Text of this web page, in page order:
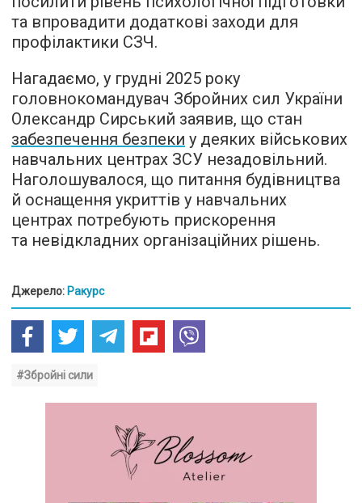
та впровадити додаткові заходи для
профілактики СЗЧ.
Нагадаємо, у грудні 2025 року
головнокомандувач Збройних сил України
Олександр Сирський заявив, що стан
забезпечення безпеки у деяких військових
навчальних центрах ЗСУ незадовільний.
Наголошувалося, що питання будівництва
й оснащення укриттів у навчальних
центрах потребують прискорення
та невідкладних організаційних рішень.
Джерело: Ракурс
#Збройні сили